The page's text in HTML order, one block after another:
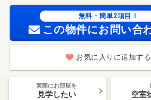
無料・簡単2項目！
この物件にお問い合
お気に入りに追加する
実際にお部屋を
見学したい 空室